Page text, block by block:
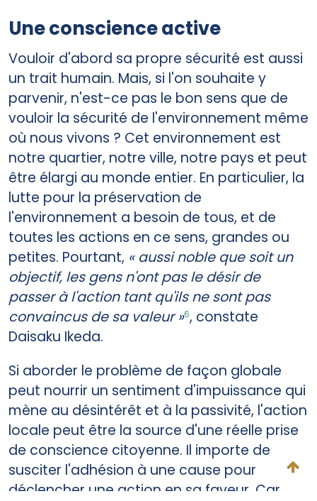
Une conscience active
Vouloir d'abord sa propre sécurité est aussi
un trait humain. Mais, si l'on souhaite y
parvenir, n'est-ce pas le bon sens que de
vouloir la sécurité de l'environnement même
où nous vivons ? Cet environnement est
notre quartier, notre ville, notre pays et peut
être élargi au monde entier. En particulier, la
lutte pour la préservation de
l'environnement a besoin de tous, et de
toutes les actions en ce sens, grandes ou
petites. Pourtant, « aussi noble que soit un
objectif, les gens n'ont pas le désir de
passer à l'action tant qu'ils ne sont pas
convaincus de sa valeur »6, constate
Daisaku Ikeda.
Si aborder le problème de façon globale
peut nourrir un sentiment d'impuissance qui
mène au désintérêt et à la passivité, l'action
locale peut être la source d'une réelle prise
de conscience citoyenne. Il importe de
susciter l'adhésion à une cause pour
déclencher une action en sa faveur. Car